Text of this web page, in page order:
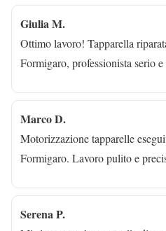
Giulia M.
Ottimo lavoro! Tapparella
Formigaro, professionista serio e
Marco D.
Motorizzazione tapparelle
Formigaro. Lavoro pulito e
Serena P.